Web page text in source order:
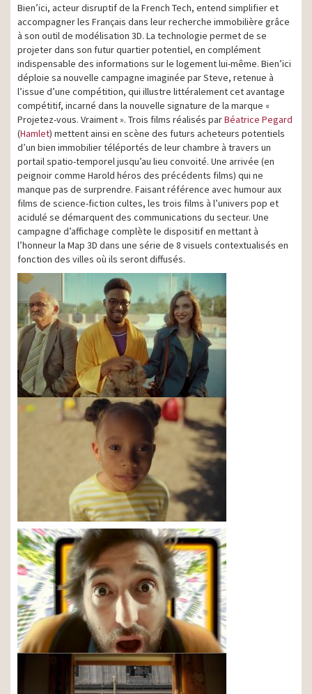
Bien’ici, acteur disruptif de la French Tech, entend simplifier et
accompagner les Français dans leur recherche immobilière grâce
à son outil de modélisation 3D. La technologie permet de se
projeter dans son futur quartier potentiel, en complément
indispensable des informations sur le logement lui-même. Bien’ici
déploie sa nouvelle campagne imaginée par Steve, retenue à
l’issue d’une compétition, qui illustre littéralement cet avantage
compétitif, incarné dans la nouvelle signature de la marque «
Projetez-vous. Vraiment ». Trois films réalisés parBéatrice Pegard
(Hamlet) mettent ainsi en scène des futurs acheteurs potentiels
d’un bien immobilier téléportés de leur chambre à travers un
portail spatio-temporel jusqu’au lieu convoité. Une arrivée (en
peignoir comme Harold héros des précédents films) qui ne
manque pas de surprendre. Faisant référence avec humour aux
films de science-fiction cultes, les trois films à l’univers pop et
acidulé se démarquent des communications du secteur. Une
campagne d’affichage complète le dispositif en mettant à
l’honneur la Map 3D dans une série de 8 visuels contextualisés en
fonction des villes où ils seront diffusés.